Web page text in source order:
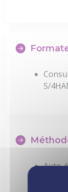
S/
Auto-